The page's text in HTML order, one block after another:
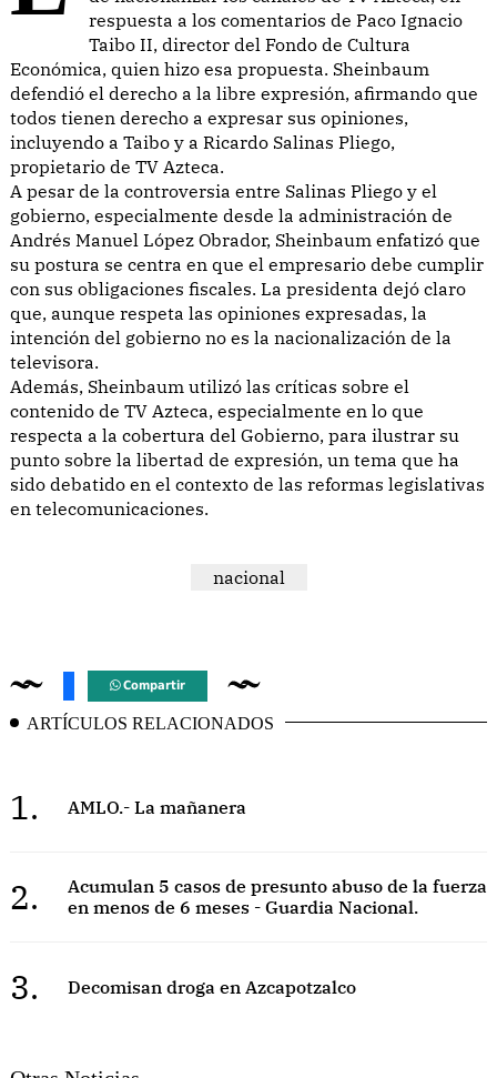
respuesta a los comentarios de Paco Ignacio
Taibo II, director del Fondo de Cultura
Económica, quien hizo esa propuesta. Sheinbaum
defendió el derecho a la libre expresión, afirmando que
todos tienen derecho a expresar sus opiniones,
incluyendo a Taibo y a Ricardo Salinas Pliego,
propietario de TV Azteca.
A pesar de la controversia entre Salinas Pliego y el
gobierno, especialmente desde la administración de
Andrés Manuel López Obrador, Sheinbaum enfatizó que
su postura se centra en que el empresario debe cumplir
con sus obligaciones fiscales. La presidenta dejó claro
que, aunque respeta las opiniones expresadas, la
intención del gobierno no es la nacionalización de la
televisora.
Además, Sheinbaum utilizó las críticas sobre el
contenido de TV Azteca, especialmente en lo que
respecta a la cobertura del Gobierno, para ilustrar su
punto sobre la libertad de expresión, un tema que ha
sido debatido en el contexto de las reformas legislativas
en telecomunicaciones.
nacional
Compartir
ARTÍCULOS RELACIONADOS
1. AMLO.- La mañanera
2.
Acumulan 5 casos de presunto abuso de la fuerza
en menos de 6 meses - Guardia Nacional.
3. Decomisan droga en Azcapotzalco